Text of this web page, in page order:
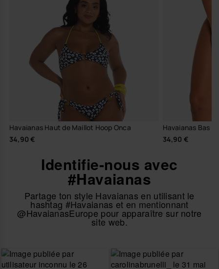
Havaianas Haut de Maillot Hoop Onca
34,90 €
Havaianas Bas
34,90 €
Identifie-nous avec
#Havaianas
Partage ton style Havaianas en utilisant le
hashtag #Havaianas et en mentionnant
@HavaianasEurope pour apparaître sur notre
site web.